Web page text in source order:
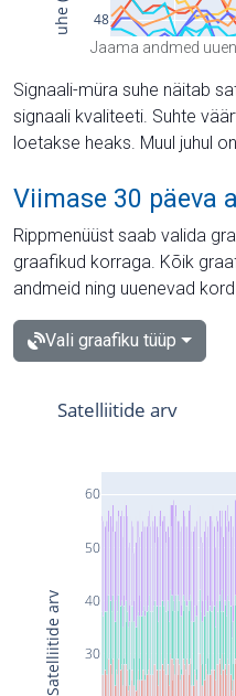
Jaama andmed
Signaali-müra suhe näitab
signaali kvaliteeti. Suhte
loetakse heaks. Muul juhul
Viimase 30 päeva
Rippmenüüst saab valida
graafikud korraga. Kõik
andmeid ning uuenevad kord
Vali graafiku tüüp
30
40
50
60
Satelliitide arv
Satelliitide arv